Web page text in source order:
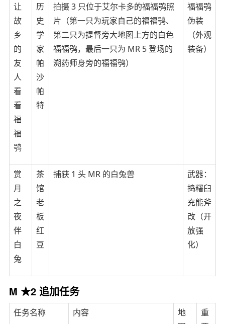
让
故
乡
的
友
人
看
看
福
福
鸮
历
史
学
家
帕
沙
帕
特
拍摄 3 只位于艾尔卡多的福福鸮照
片（第一只为玩家自己的福福鸮、
第二只为提督旁大地图上方的白色
福福鸮，最后一只为 MR 5 登场的
溯药师身旁的福福鸮）
福福鸮
伪装
（外观
装备）
赏
月
之
夜
伴
白
兔
茶
馆
老
板
红
豆
捕获 1 头 MR 的白兔兽
武器：
捣糬臼
充能斧
改（开
放强
化）
M ★2 追加任务
任务名称 内容
地
重